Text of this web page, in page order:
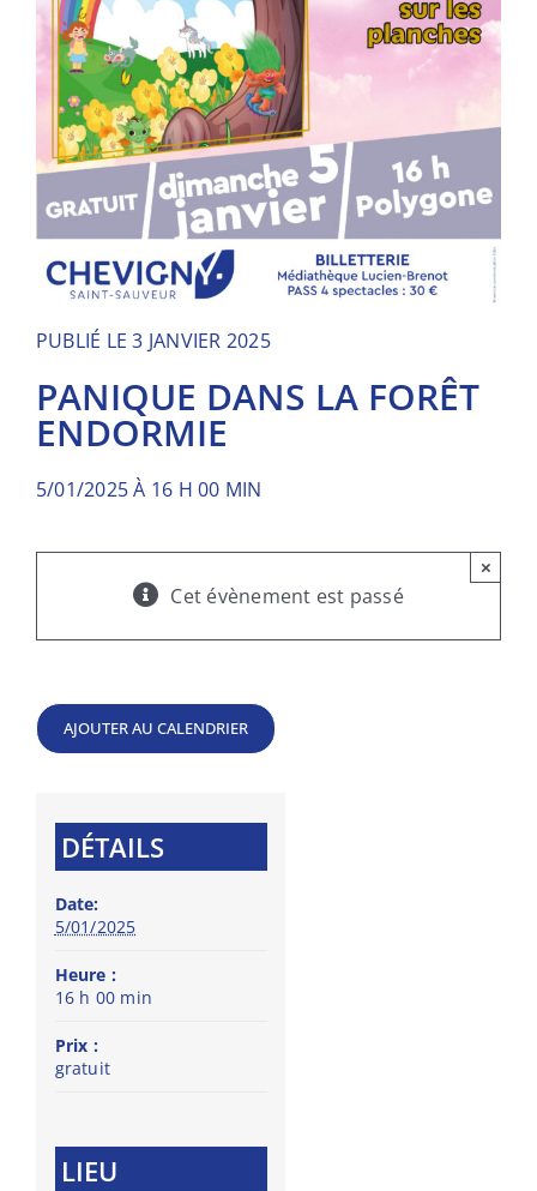
PUBLIÉ LE 3 JANVIER 2025
PANIQUE DANS LA FORÊT
ENDORMIE
5/01/2025 À 16 H 00 MIN
Cet évènement est passé
×
AJOUTER AU CALENDRIER
DÉTAILS
Date:
5/01/2025
Heure :
16 h 00 min
Prix :
gratuit
LIEU